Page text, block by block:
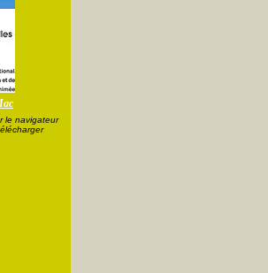
le navigateur